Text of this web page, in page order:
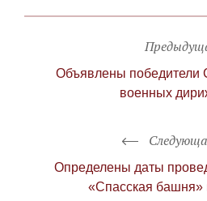
Определены даты
«Спасская башня»
Объявлены победители
военных